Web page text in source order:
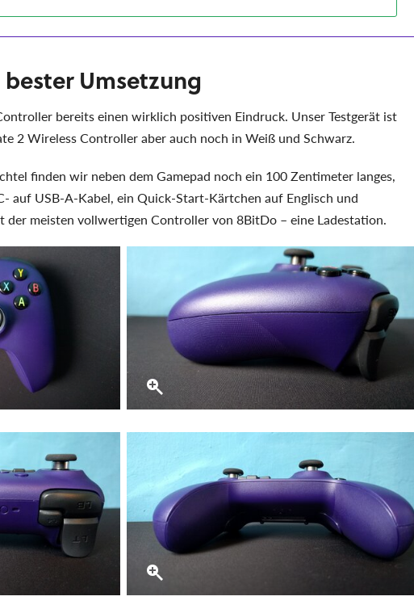
Umsetzung
bereits einen wirklich positiven Eindruck. Unser Testgerät ist
2 Wireless Controller aber auch noch in Weiß und Schwarz.
finden wir neben dem Gamepad noch ein 100 Zentimeter langes,
auf USB-A-Kabel, ein Quick-Start-Kärtchen auf Englisch und
der meisten vollwertigen Controller von 8BitDo – eine Ladestation.